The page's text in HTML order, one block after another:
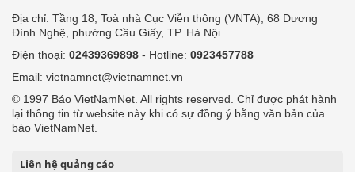
Địa chỉ: Tầng 18, Toà nhà Cục Viễn thông (VNTA), 68 Dương
Đình Nghệ, phường Cầu Giấy, TP. Hà Nội.
Điện thoại: 02439369898 - Hotline: 0923457788
Email: vietnamnet@vietnamnet.vn
© 1997 Báo VietNamNet. All rights reserved. Chỉ được phát hành
lại thông tin từ website này khi có sự đồng ý bằng văn bản của
báo VietNamNet.
Liên hệ quảng cáo